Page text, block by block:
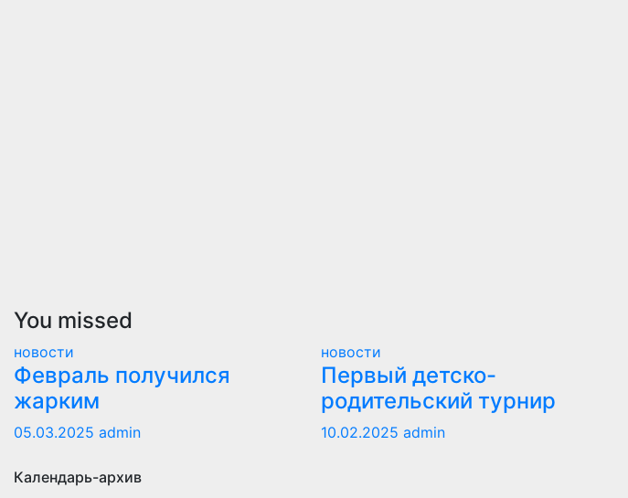
You missed
новости
Февраль получился
жарким
05.03.2025 admin
новости
Первый детско-
родительский турнир
10.02.2025 admin
Календарь-архив